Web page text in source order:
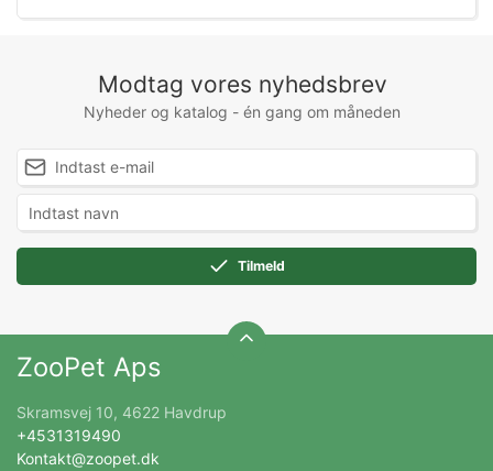
Modtag vores nyhedsbrev
Nyheder og katalog - én gang om måneden
Tilmeld
ZooPet Aps
Skramsvej 10, 4622 Havdrup
+4531319490
Kontakt@zoopet.dk